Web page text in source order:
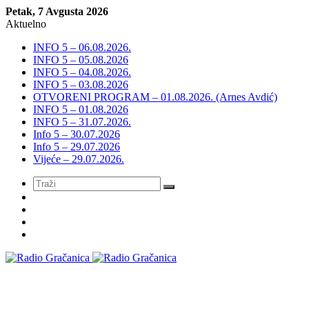
Petak, 7 Avgusta 2026
Aktuelno
INFO 5 – 06.08.2026.
INFO 5 – 05.08.2026
INFO 5 – 04.08.2026.
INFO 5 – 03.08.2026
OTVORENI PROGRAM – 01.08.2026. (Arnes Avdić)
INFO 5 – 01.08.2026
INFO 5 – 31.07.2026.
Info 5 – 30.07.2026
Info 5 – 29.07.2026
Vijeće – 29.07.2026.
Meni